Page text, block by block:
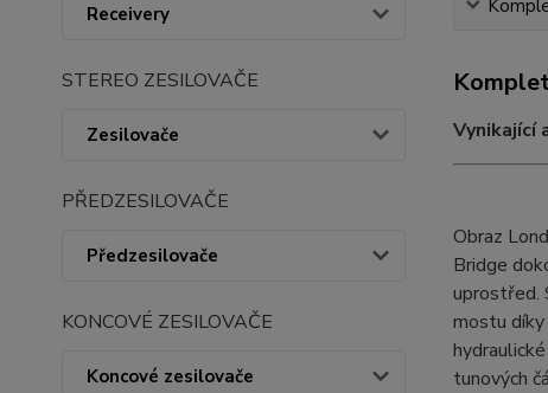
Receivery
STEREO ZESILOVAČE
Zesilovače
PŘEDZESILOVAČE
Předzesilovače
KONCOVÉ ZESILOVAČE
Koncové zesilovače
Vynikající
Obraz
Bridge
uprostřed.
mostu díky
tunových